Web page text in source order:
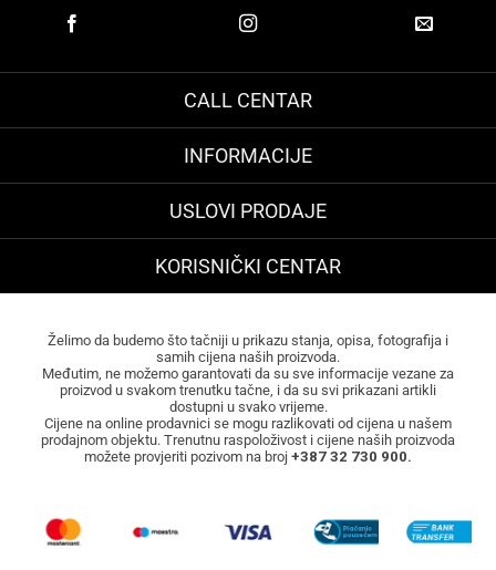
CALL CENTAR
INFORMACIJE
USLOVI PRODAJE
KORISNIČKI CENTAR
Želimo da budemo što tačniji u prikazu stanja, opisa, fotografija i
samih cijena naših proizvoda.
Međutim, ne možemo garantovati da su sve informacije vezane za
proizvod u svakom trenutku tačne, i da su svi prikazani artikli
dostupni u svako vrijeme.
Cijene na online prodavnici se mogu razlikovati od cijena u našem
prodajnom objektu. Trenutnu raspoloživost i cijene naših proizvoda
možete provjeriti pozivom na broj +387 32 730 900.